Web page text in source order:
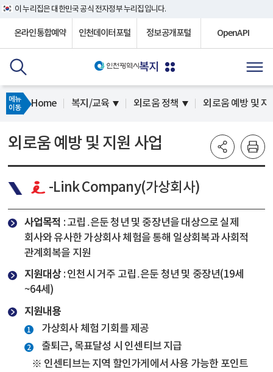
이 누리집은 대한민국 공식 전자정부 누리집입니다.
온라인통합예약 인천데이터포털 정보공개포털 OpenAPI
복지
메뉴
이동
Home 복지/교육 외로움 정책 외로움 예방 및 지
외로움 예방 및 지원 사업
-Link Company(가상회사)
사업목적 : 고립․은둔 청년 및 중장년을 대상으로 실제
회사와 유사한 가상회사 체험을 통해 일상회복과 사회적
관계회복을 지원
지원대상 : 인천시 거주 고립․은둔 청년 및 중장년(19세
~64세)
지원내용
가상회사 체험 기회를 제공
출퇴근, 목표달성 시 인센티브 지급
※ 인센티브는 지역 할인가게에서 사용 가능한 포인트